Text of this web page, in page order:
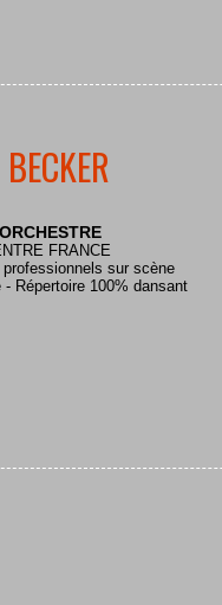
FRANCE
sur scène
Répertoire 100% dansant